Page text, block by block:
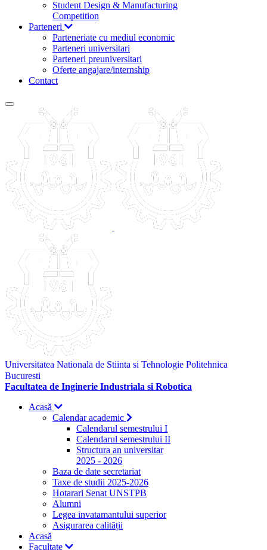
Student Design & Manufacturing
Competition
Parteneri
Parteneriate cu mediul economic
Parteneri universitari
Parteneri preuniversitari
Oferte angajare/internship
Contact
Universitatea Nationala de Stiinta si Tehnologie Politehnica
Bucuresti
Facultatea de Inginerie Industriala si Robotica
Acasă
Calendar academic
Calendarul semestrului I
Calendarul semestrului II
Structura an universitar
2025 - 2026
Baza de date secretariat
Taxe de studii 2025-2026
Hotarari Senat UNSTPB
Alumni
Legea invatamantului superior
Asigurarea calității
Acasă
Facultate